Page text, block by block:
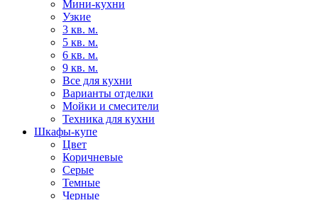
Мини-кухни
Узкие
3 кв. м.
5 кв. м.
6 кв. м.
9 кв. м.
Все для кухни
Варианты отделки
Мойки и смесители
Техника для кухни
Шкафы-купе
Цвет
Коричневые
Серые
Темные
Черные